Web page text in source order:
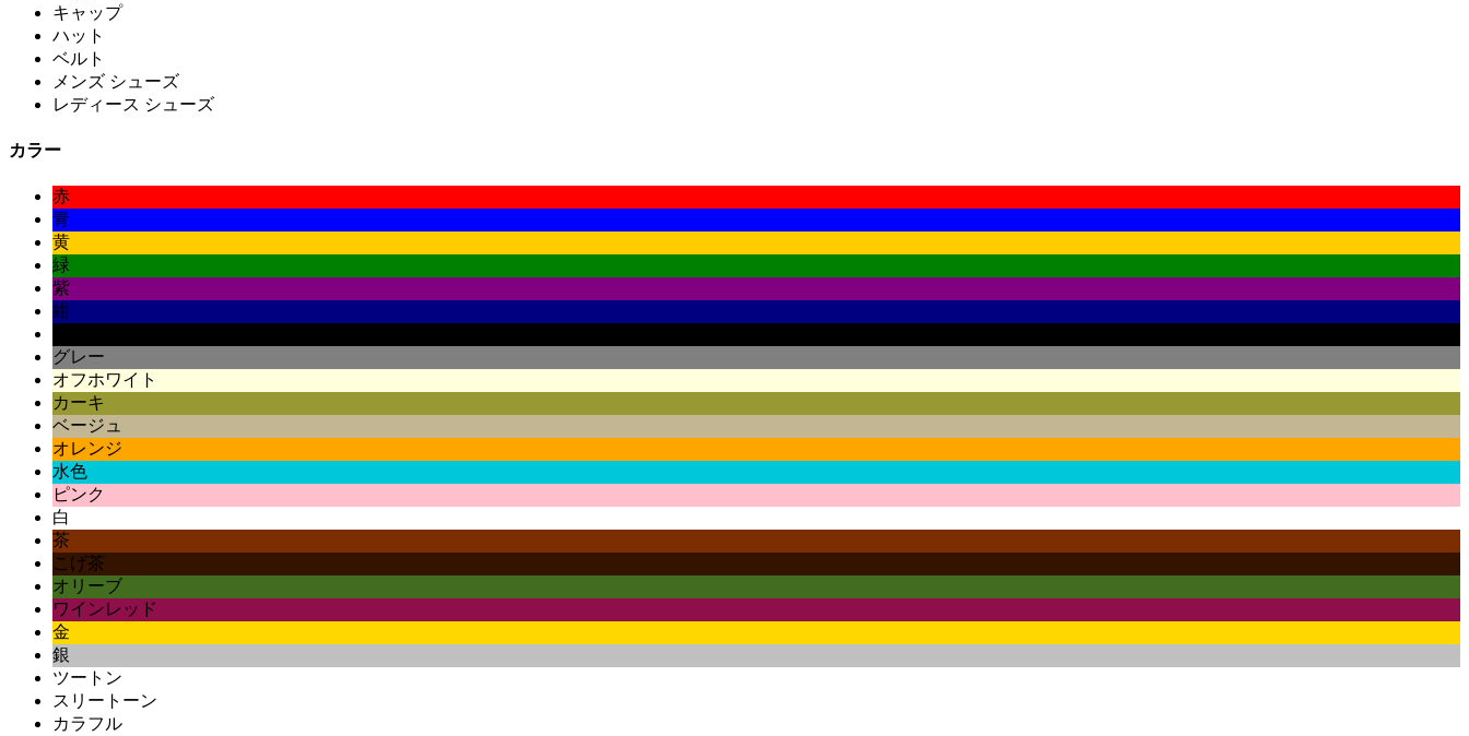
キャップ
ハット
ベルト
メンズ シューズ
レディース シューズ
カラー
赤
青
黄
緑
紫
紺
グレー
オフホワイト
カーキ
ベージュ
オレンジ
水色
ピンク
白
茶
こげ茶
オリーブ
ワインレッド
金
銀
ツートン
スリートーン
カラフル